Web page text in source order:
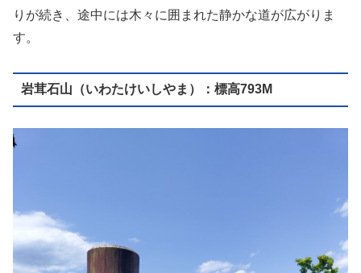
りが続き、途中には木々に囲まれた静かな道が広がりま
す。
岩茸石山（いわたけいしやま）：標高793M